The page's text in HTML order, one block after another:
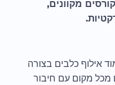
מקוונים,
אילוף כלבים בצורה
מכל מקום עם חיבור